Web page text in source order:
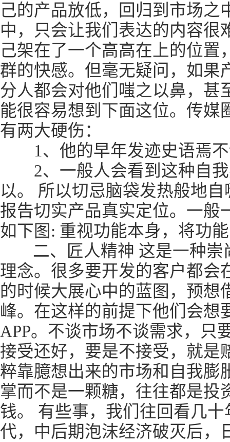
己的产品放低，回归到市场之
中，只会让我们表达的内容很
己架在了一个高高在上的位置
群的快感。但毫无疑问，如果
分人都会对他们嗤之以鼻，甚
能很容易想到下面这位。传媒
有两大硬伤：
1、他的早年发迹史语焉不
2、一般人会看到这种自我
以。 所以切忌脑袋发热般地
报告切实产品真实定位。一般
如下图: 重视功能本身，将功
二、匠人精神 这是一种崇
理念。很多要开发的客户都会
的时候大展心中的蓝图，预想
峰。在这样的前提下他们会想
APP。不谈市场不谈需求，只
接受还好，要是不接受，就是
粹靠臆想出来的市场和自我膨
掌而不是一颗糖，往往都是投
钱。 有些事，我们往回看几
代，中后期泡沫经济破灭后，